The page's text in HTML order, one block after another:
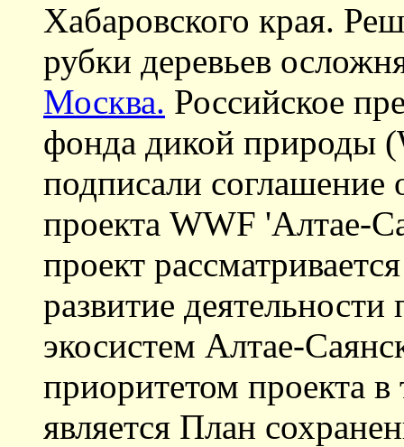
Хабаровского края.
рубки деревьев
Москва. Российское
фонда дикой природы
подписали соглашение
проекта WWF 'Алтае-
проект
развитие
экосистем Алтае-
приоритетом проекта
является План